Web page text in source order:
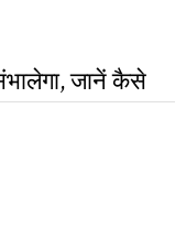
जानें कैसे